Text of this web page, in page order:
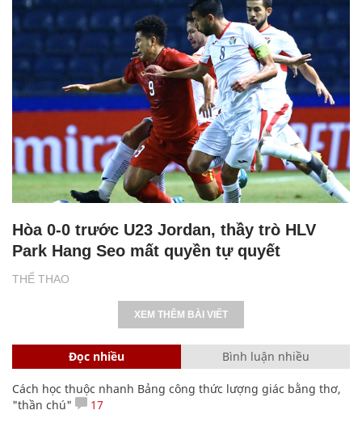
THỂ THAO
Hòa 0-0 trước U23 Jordan, thầy trò HLV
Park Hang Seo mất quyền tự quyết
XEM THÊM BÀI VIẾT
Đọc nhiều Bình luận nhiều
Cách học thuộc nhanh Bảng công thức lượng giác bằng thơ,
"thần chú"
17